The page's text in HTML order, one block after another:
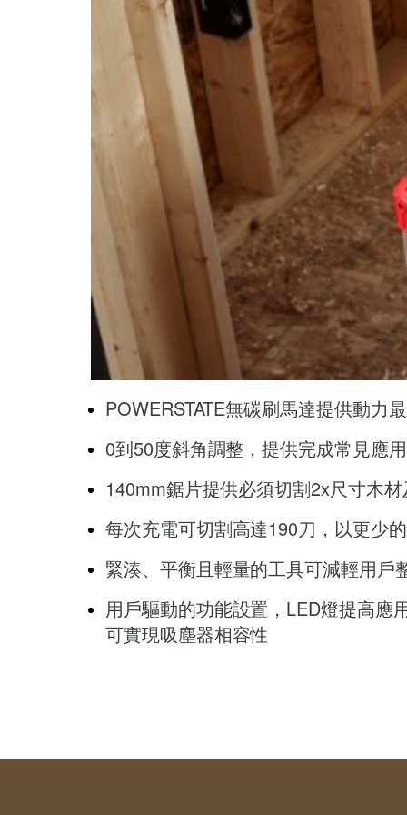
POWERSTATE無碳刷馬達​提供動力
0到50度斜角調整​，提供完成常見應
140mm鋸片​提供必須切割2x尺寸木
每次充電可切割高達190刀​，以更少
緊湊、平衡且輕量的工具可減輕用戶
用戶驅動的功能設置​，LED燈提高應
可實現吸塵器相容性​